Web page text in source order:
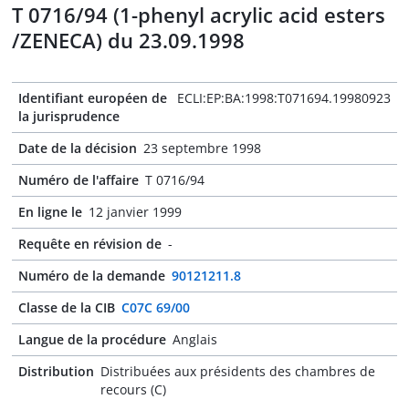
T 0716/94 (1-phenyl acrylic acid esters
/ZENECA) du 23.09.1998
Identifiant européen de
la jurisprudence
ECLI:EP:BA:1998:T071694.19980923
Date de la décision 23 septembre 1998
Numéro de l'affaire T 0716/94
En ligne le 12 janvier 1999
Requête en révision de -
Numéro de la demande 90121211.8
Classe de la CIB C07C 69/00
Langue de la procédure Anglais
Distribution Distribuées aux présidents des chambres de
recours (C)